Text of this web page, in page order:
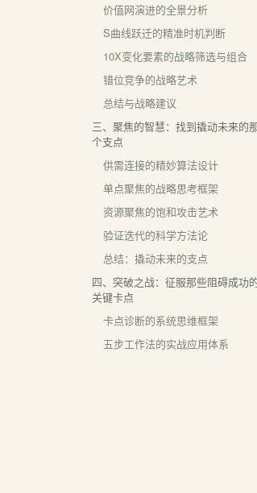
价值网演进的全景分析
S曲线跃迁的精准时机判断
10X变化要素的战略筛选与组合
错位竞争的战略艺术
总结与战略建议
三、聚焦的智慧：找到撬动未来的
个支点
供需连接的精妙算法设计
单点聚焦的战略思考框架
资源聚焦的饱和攻击艺术
验证迭代的科学方法论
总结：撬动未来的支点
四、突破之战：征服那些阻碍成功
关键卡点
卡点诊断的系统思维框架
五步工作法的实战应用体系